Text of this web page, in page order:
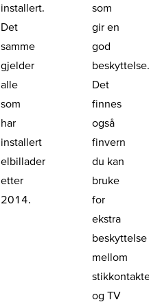
installert.
Det
samme
gjelder
alle
som
har
installert
elbillader
etter
2014.
som
gir en
god
Det
finnes
også
finvern
du kan
bruke
for
ekstra
beskyttelse
mellom
og TV